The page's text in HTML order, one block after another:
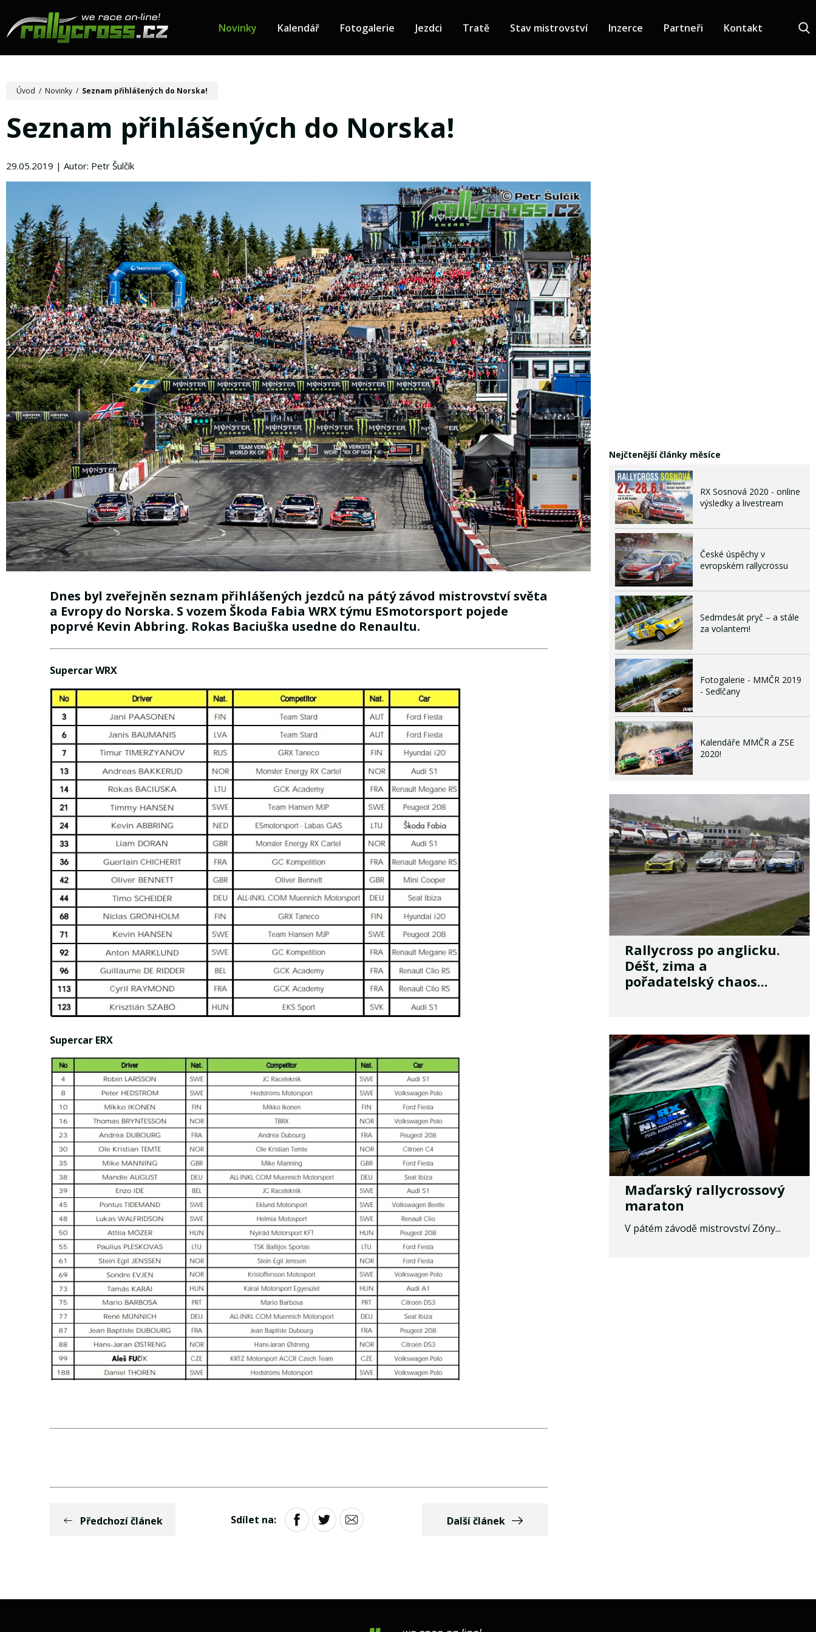
Novinky Kalendář Fotogalerie Jezdci Tratě Stav mistrovství Inzerce Partneři Kontakt
Úvod / Novinky / Seznam přihlášených do Norska!
Seznam přihlášených do Norska!
29.05.2019 | Autor: Petr Šulčík
Dnes byl zveřejněn seznam přihlášených jezdců na pátý závod mistrovství světa
a Evropy do Norska. S vozem Škoda Fabia WRX týmu ESmotorsport pojede
poprvé Kevin Abbring. Rokas Baciuška usedne do Renaultu.
Supercar WRX
Supercar ERX
Předchozí článek Sdílet na: Další článek
Nejčtenější články měsíce
RX Sosnová 2020 - online
výsledky a livestream
České úspěchy v
evropském rallycrossu
Sedmdesát pryč – a stále
za volantem!
Fotogalerie - MMČR 2019
- Sedlčany
Kalendáře MMČR a ZSE
2020!
Rallycross po anglicku.
Déšt, zima a
pořadatelský chaos...
Maďarský rallycrossový
maraton
V pátém závodě mistrovství Zóny...